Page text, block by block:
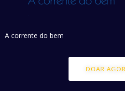
A corrente do bem
DOAR